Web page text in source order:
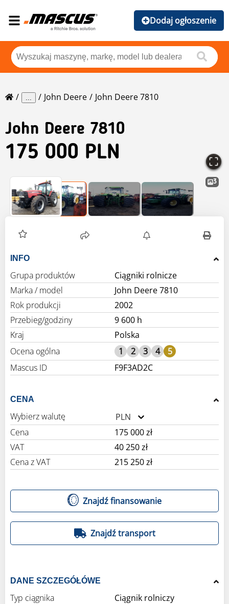
Dodaj ogłoszenie
... John Deere John Deere 7810
John Deere 7810
175 000 PLN
3
INFO
Grupa produktów
Ciągniki rolnicze
Marka / model
John Deere 7810
Rok produkcji
2002
Przebieg/godziny
9 600 h
Kraj
Polska
Ocena ogólna
1 2 3 4
5
Mascus ID
F9F3AD2C
CENA
Wybierz walutę
PLN
Cena
175 000 zł
VAT
40 250 zł
Cena z VAT
215 250 zł
Znajdź finansowanie
Znajdź transport
DANE SZCZEGÓŁÓWE
Typ ciągnika
Ciągnik rolniczy